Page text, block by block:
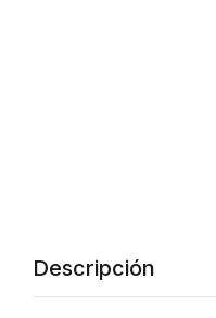
Descripción